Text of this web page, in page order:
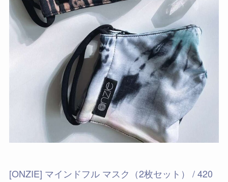
[ONZIE] マインドフル マスク（2枚セット） / 420